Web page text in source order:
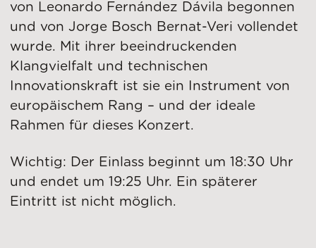
von Leonardo Fernández Dávila begonnen
und von Jorge Bosch Bernat-Veri vollendet
wurde. Mit ihrer beeindruckenden
Klangvielfalt und technischen
Innovationskraft ist sie ein Instrument von
europäischem Rang – und der ideale
Rahmen für dieses Konzert.
Wichtig: Der Einlass beginnt um 18:30 Uhr
und endet um 19:25 Uhr. Ein späterer
Eintritt ist nicht möglich.